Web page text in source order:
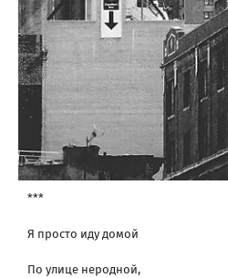
***
Я просто иду домой
По улице неродной,